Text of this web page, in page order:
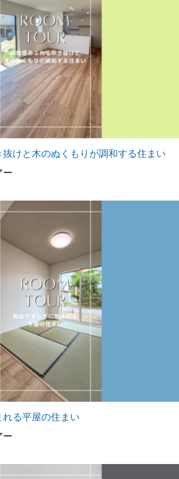
けと木のぬくもりが調和する住まい
ー
る平屋の住まい
ー